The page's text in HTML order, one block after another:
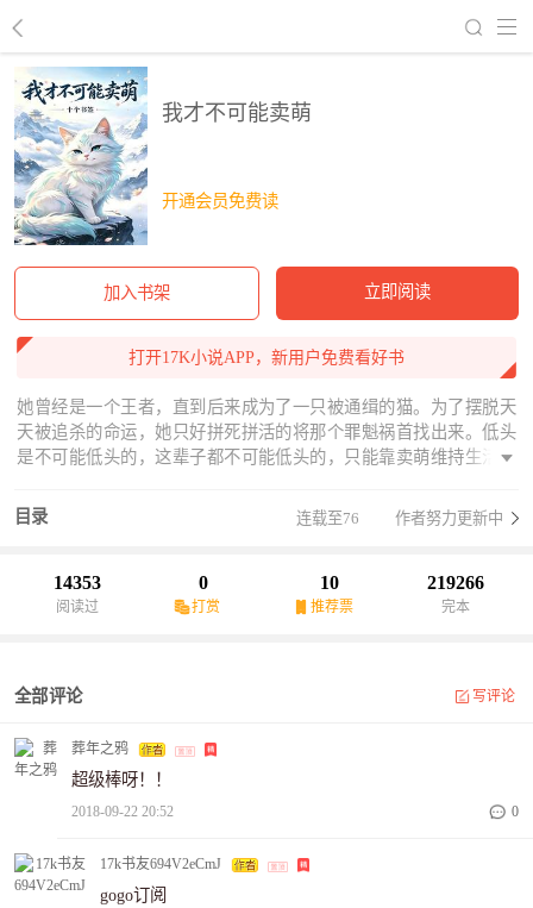
我才不可能卖萌
开通会员免费读
加入书架 立即阅读
打开17K小说APP，新用户免费看好书
她曾经是一个王者，直到后来成为了一只被通缉的猫。为了摆脱天
天被追杀的命运，她只好拼死拼活的将那个罪魁祸首找出来。低头
是不可能低头的，这辈子都不可能低头的，只能靠卖萌维持生活这
藏，不仅要赚钱养家，还要一路披荆斩棘把她散落在各处的魂魄给
目录 连载至76 作者努力更新中
14353
阅读过
0
打赏
10
推荐票
219266
完本
全部评论 写评论
葬年之鸦
超级棒呀！！
2018-09-22 20:52 0
17k书友694V2eCmJ
gogo订阅